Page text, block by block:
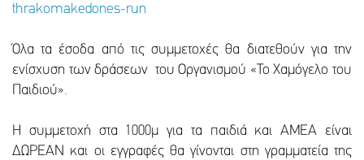
thrakomakedones-run
Όλα τα έσοδα από τις συμμετοχές θα διατεθούν για την
ενίσχυση των δράσεων του Οργανισμού «Το Χαμόγελο του
Παιδιού».
Η συμμετοχή στα 1000μ για τα παιδιά και ΑΜΕΑ είναι
ΔΩΡΕΑΝ και οι εγγραφές θα γίνονται στη γραμματεία της